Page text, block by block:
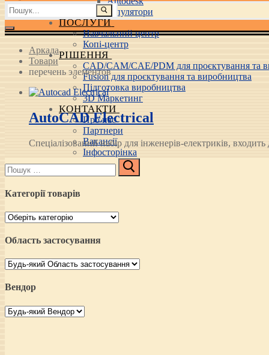
3D маніпулятори
ПОСЛУГИ
Навчальний центр
Копі-центр
РІШЕННЯ
CAD/CAM/CAE/PDM для проєктування та
Fusion для проєктування та виробництва
Підготовка виробництва
3D Маркетинг
КОНТАКТИ
Про нас
Партнери
Вакансії
Інфосторінка
Пошук:
Аркада
Товари
перечень элементов
AutoCAD Electrical
Спеціалізований набір для інженерів-електриків,
Пошук:
Категорії товарів
Область застосування
Вендор